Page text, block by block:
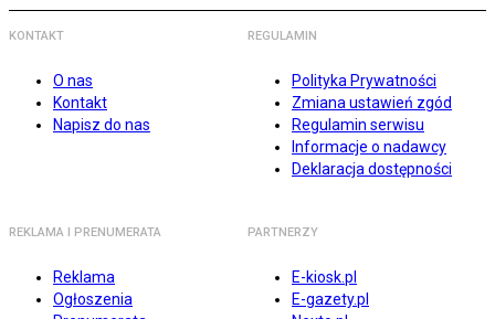
KONTAKT
O nas
Kontakt
Napisz do nas
REGULAMIN
Polityka Prywatności
Zmiana ustawień zgód
Regulamin serwisu
Informacje o nadawcy
Deklaracja dostępności
REKLAMA I PRENUMERATA
Reklama
Ogłoszenia
PARTNERZY
E-kiosk.pl
E-gazety.pl